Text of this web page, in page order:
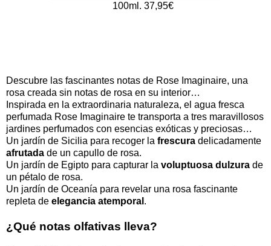
100ml. 37,95€
Descubre las fascinantes notas de Rose Imaginaire, una
rosa creada sin notas de rosa en su interior…
Inspirada en la extraordinaria naturaleza, el agua fresca
perfumada Rose Imaginaire te transporta a tres maravillosos
jardines perfumados con esencias exóticas y preciosas…
Un jardín de Sicilia para recoger la frescura delicadamente
afrutada de un capullo de rosa.
Un jardín de Egipto para capturar la voluptuosa dulzura de
un pétalo de rosa.
Un jardín de Oceanía para revelar una rosa fascinante
repleta de elegancia atemporal .
¿Qué notas olfativas lleva?